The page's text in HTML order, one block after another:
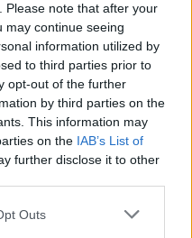
Please note that after your
may continue seeing
information utilized by
to third parties prior to
opt-out of the further
by third parties on the
This information may
on the IAB’s List of
further disclose it to other
uses one or more Google
Outs
Egyik
a másik ki se
harmadikban